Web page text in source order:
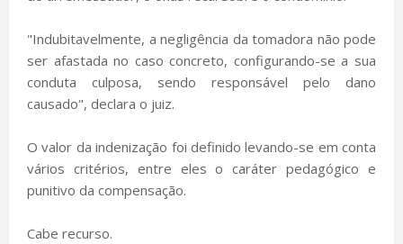
"Indubitavelmente, a negligência da tomadora não pode
ser afastada no caso concreto, configurando-se a sua
conduta culposa, sendo responsável pelo dano
causado", declara o juiz.
O valor da indenização foi definido levando-se em conta
vários critérios, entre eles o caráter pedagógico e
punitivo da compensação.
Cabe recurso.